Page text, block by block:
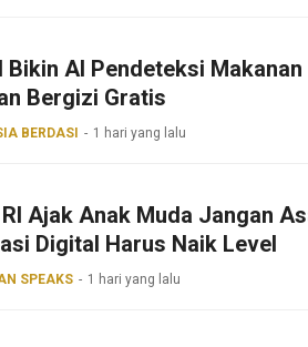
Bikin AI Pendeteksi
Bergizi Gratis
BERDASI 1 hari yang lalu
RI Ajak Anak Muda Jangan
Digital Harus Naik Level
SPEAKS 1 hari yang lalu